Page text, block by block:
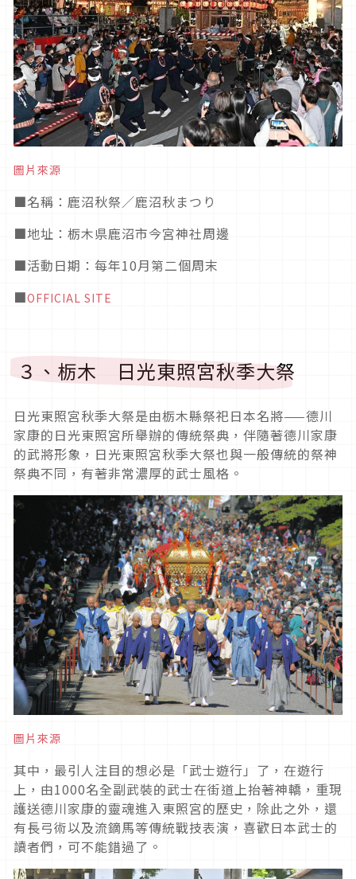
圖片來源
■名稱：鹿沼秋祭／鹿沼秋まつり
■地址：栃木県鹿沼市今宮神社周邊
■活動日期 ：每年10月第二個周末
■OFFICIAL SITE
３、栃木 日光東照宮秋季大祭
日光東照宮秋季大祭是由栃木縣祭祀日本名將——德川
家康的日光東照宮所舉辦的傳統祭典，伴隨著德川家康
的武將形象，日光東照宮秋季大祭也與一般傳統的祭神
祭典不同，有著非常濃厚的武士風格。
圖片來源
其中，最引人注目的想必是「武士遊行」了，在遊行
上，由1000名全副武裝的武士在街道上抬著神轎，重現
護送德川家康的靈魂進入東照宮的歷史，除此之外，還
有長弓術以及流鏑馬等傳統戰技表演，喜歡日本武士的
讀者們，可不能錯過了。